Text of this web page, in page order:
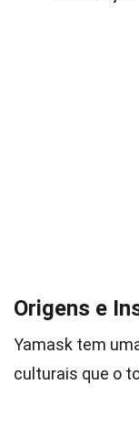
Origens e
Yamask tem
culturais que o